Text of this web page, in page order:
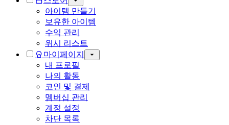
아이템 만들기
보유한 아이템
수익 관리
위시 리스트
마이페이지
내 프로필
나의 활동
코인 및 결제
멤버십 관리
계정 설정
차단 목록